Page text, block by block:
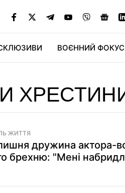
ВОЄННИЙ ФОКУС
ЖИТТЯ
дружина актора-
брехню: "Мені